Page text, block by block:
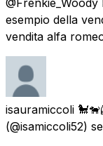
esempio della
vendita alfa
isauramiccoli
(@isamiccoli52)